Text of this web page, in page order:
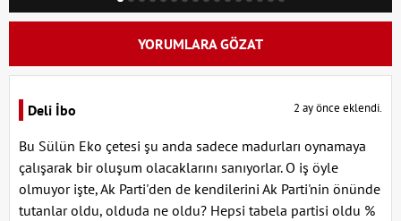
YORUMLARA GÖZAT
Deli İbo 2 ay önce eklendi.
Bu Sülün Eko çetesi şu anda sadece madurları oynamaya
çalışarak bir oluşum olacaklarını sanıyorlar. O iş öyle
olmuyor işte, Ak Parti'den de kendilerini Ak Parti'nin önünde
tutanlar oldu, olduda ne oldu? Hepsi tabela partisi oldu %